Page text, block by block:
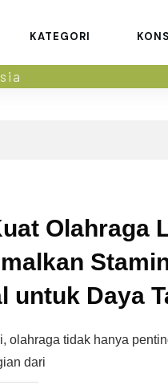
KATEGORI
Olahraga
untuk Daya
olahraga tidak hanya
dari